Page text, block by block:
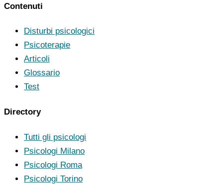
Contenuti
Disturbi psicologici
Psicoterapie
Articoli
Glossario
Test
Directory
Tutti gli psicologi
Psicologi Milano
Psicologi Roma
Psicologi Torino